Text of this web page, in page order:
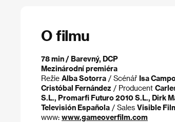
O filmu
78 min / Barevný, DCP
Mezinárodní premiéra
Režie Alba Sotorra / Scénář Isa
Cristóbal Fernández / Producent
S.L., Promarfi Futuro 2010 S.L., Dirk
Televisión Española / Sales Visible
www: www.gameoverfilm.com